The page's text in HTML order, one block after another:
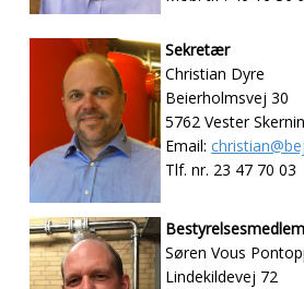
Sekretær
Christian Dyre
Beierholmsvej 30
5762 Vester
Email:
Tlf. nr. 23 47 70 03
Bestyrelsesmedlem
Søren Vous
Lindekildevej 72